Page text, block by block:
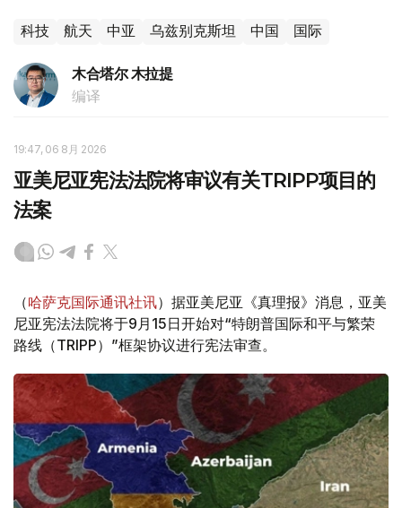
科技 航天 中亚 乌兹别克斯坦 中国 国际
木合塔尔 木拉提
编译
19:47, 06 8月 2026
亚美尼亚宪法法院将审议有关TRIPP项目的
法案
（哈萨克国际通讯社讯）据亚美尼亚《真理报》消息，亚美
尼亚宪法法院将于9月15日开始对“特朗普国际和平与繁荣
路线（TRIPP）”框架协议进行宪法审查。